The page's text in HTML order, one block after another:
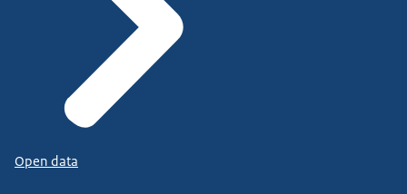
Open data